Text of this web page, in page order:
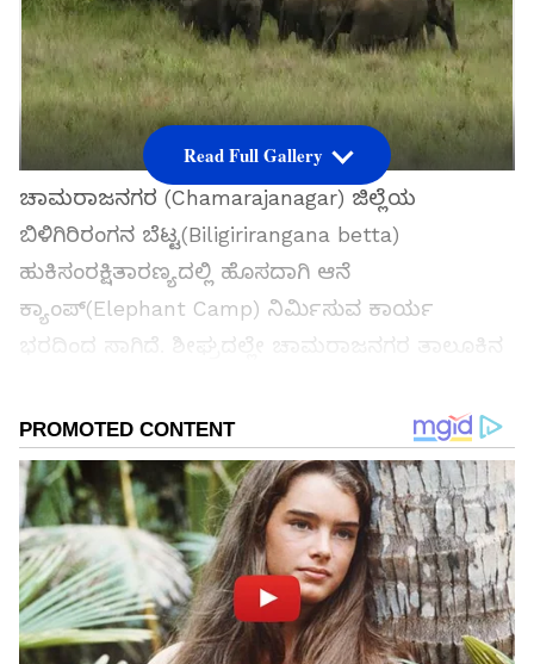
ಚಾಮರಾಜನಗರ (Chamarajanagar) ಜಿಲ್ಲೆಯ
ಬಿಳಿಗಿರಿರಂಗನ ಬೆಟ್ಟ(Biligirirangana betta)
ಹುಕಿಸಂರಕ್ಷಿತಾರಣ್ಯದಲ್ಲಿ ಹೊಸದಾಗಿ ಆನೆ
ಕ್ಯಾಂಪ್(Elephant Camp) ನಿರ್ಮಿಸುವ ಕಾರ್ಯ
ಭರದಿಂದ ಸಾಗಿದೆ. ಶೀಘ್ರದಲ್ಲೇ ಚಾಮರಾಜನಗರ ತಾಲೂಕಿನ
ಸ್ಥಾಪನೆಯಾಗಲಿದೆ. ಚಾಮರಾಜನಗರ ತಾಲೂಕಿನ ಕೆ
ಗುಡಿಯಲ್ಲಿ ಆನೆ ಶಿಬಿರವಿತ್ತು. ವಿಕೇಂಡ್ ಬಂದ್ರೆ ಸಾಕು
ಸಾವಿರಾರು ಪ್ರವಾಸಿಗರ ದಂಡೆ ಕೆ.ಗುಡಿ ಗೆ ಹರಿದು ಬರುತ್ತೆ.
ಆದರೆ ಕಳೆದ ಬಿಜೆಪಿ ಸರ್ಕಾರದ ಅವಧಿಯಲ್ಲಿ
ಬೂದಿಪಡಗದಲ್ಲಿ ಸಾಕಾನೆ ಶಿಬಿರ ನಿರ್ಮಾಣ ಸಂಬಂಧ
ಬಜೆಟ್ ನಲ್ಲಿ ಘೋಷಣೆ ಮಾಡಿದ್ದರು.
Read Full Gallery